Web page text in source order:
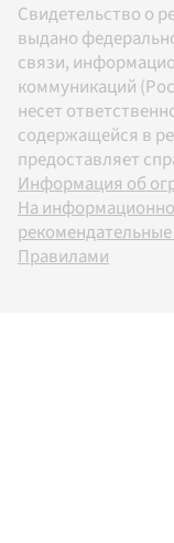
Свидетельство о
выдано
связи,
коммуникаций
несет
содержащейся в
предоставляет
Информация об
На
Правилами